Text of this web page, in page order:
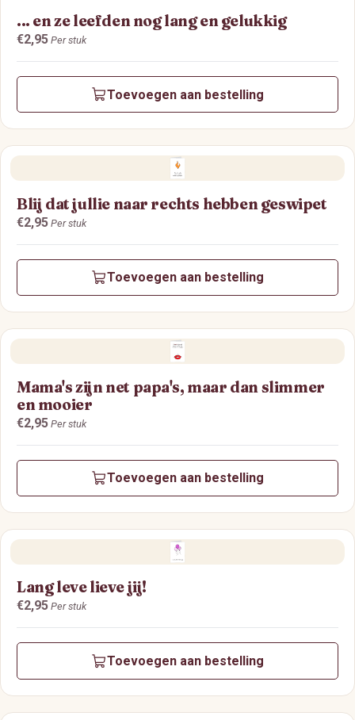
... en ze leefden nog lang en gelukkig
Prijs:
€2,95 Per stuk
Toevoegen aan bestelling
Blij dat jullie naar rechts hebben geswipet
Prijs:
€2,95 Per stuk
Toevoegen aan bestelling
Mama's zijn net papa's, maar dan slimmer
en mooier
Prijs:
€2,95 Per stuk
Toevoegen aan bestelling
Lang leve lieve jij!
Prijs:
€2,95 Per stuk
Toevoegen aan bestelling